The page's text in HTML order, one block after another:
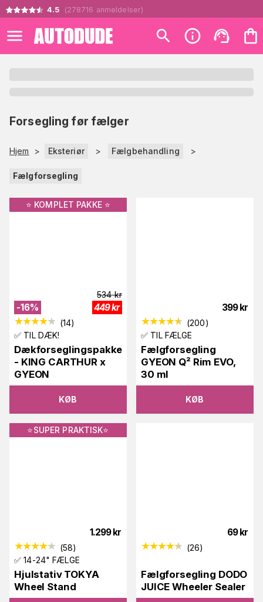
4.5 (278716 anmeldelser)
Forsegling før fælger
Hjem > Eksteriør > Fælgbehandling >
Fælgforsegling
⭐️ KOMPLET PAKKE ⭐️
-16%
534 kr
449kr
(14)
✅ TIL DÆK!
Dækforseglingspakke
- KING CARTHUR x
GYEON
KØB
399 kr
(200)
✅ TIL FÆLGE
Fælgforsegling
GYEON Q² Rim EVO,
30 ml
KØB
⭐️SUPER PRAKTISK⭐️
1.299 kr
(58)
✅ 14-24" FÆLGE
Hjulstativ TOKYA
Wheel Stand
69 kr
(26)
Fælgforsegling DODO
JUICE Wheeler Sealer